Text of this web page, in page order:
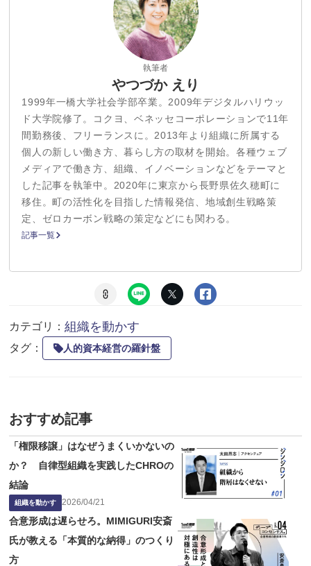
執筆者
やつづか えり
1999年一橋大学社会学部卒業。2009年デジタルハリウッ
ド大学院修了。コクヨ、ベネッセコーポレーションで11年
間勤務後、フリーランスに。2013年より組織に所属する
個人の新しい働き方、暮らし方の取材を開始。各種ウェブ
メディアで働き方、組織、イノベーションなどをテーマと
した記事を執筆中。2020年に東京から長野県佐久穂町に
移住。町の活性化を目指した情報発信、地域創生戦略策
定、ゼロカーボン戦略の策定などにも関わる。
記事一覧
カテゴリ：組織を動かす
タグ： 人的資本経営の羅針盤
おすすめ記事
「権限移譲」はなぜうまくいかないの
か？ 自律型組織を実践したCHROの
結論
組織を動かす 2026/04/21
合意形成は遅らせろ。MIMIGURI安斎
氏が教える「本質的な納得」のつくり
方